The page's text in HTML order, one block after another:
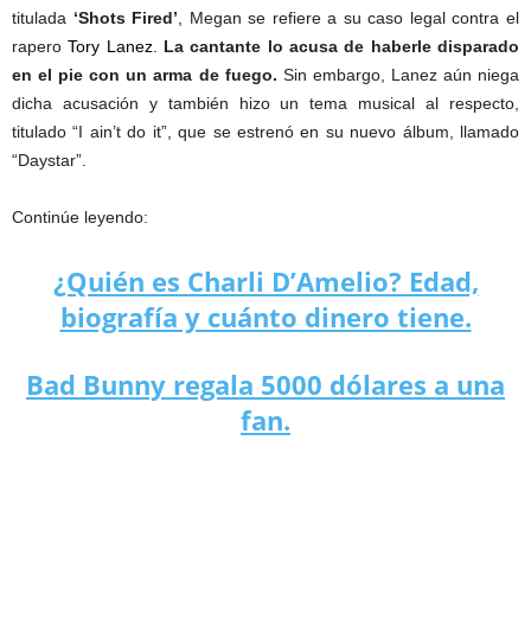
titulada ‘Shots Fired’ , Megan se refiere a su caso legal contra el
raperoTory Lanez. La cantante lo acusa de haberle disparado
en el pie con un arma de fuego. Sin embargo, Lanez aún niega
dicha acusación y también hizo un tema musical al respecto,
titulado “I ain’t do it”, que se estrenó en su nuevo álbum, llamado
“Daystar”.
Continúe leyendo:
¿Quién es Charli D’Amelio? Edad,
biografía y cuánto dinero tiene.
Bad Bunny regala 5000 dólares a una
fan.